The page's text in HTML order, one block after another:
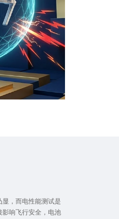
，而电性能测试是
响飞行安全，电池